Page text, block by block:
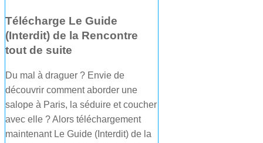
Télécharge Le Guide
(Interdit) de la Rencontre
tout de suite
Du mal à draguer ? Envie de
découvrir comment aborder une
salope à Paris, la séduire et coucher
avec elle ? Alors téléchargement
maintenant Le Guide (Interdit) de la